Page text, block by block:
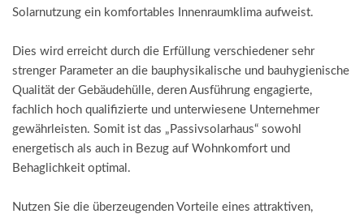
Solarnutzung ein komfortables Innenraumklima aufweist.
Dies wird erreicht durch die Erfüllung verschiedener sehr
strenger Parameter an die bauphysikalische und bauhygienische
Qualität der Gebäudehülle, deren Ausführung engagierte,
fachlich hoch qualifizierte und unterwiesene Unternehmer
gewährleisten. Somit ist das „Passivsolarhaus“ sowohl
energetisch als auch in Bezug auf Wohnkomfort und
Behaglichkeit optimal.
Nutzen Sie die überzeugenden Vorteile eines attraktiven,